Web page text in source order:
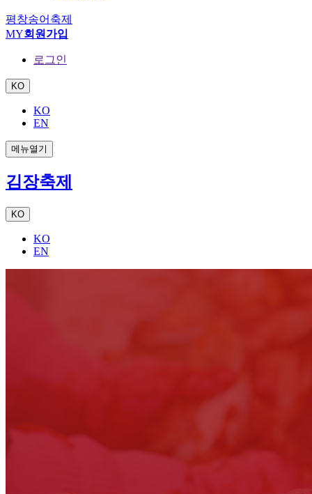
평창송어축제
MY회원가입
로그인
KO
KO
EN
메뉴열기
김장축제
KO
KO
EN